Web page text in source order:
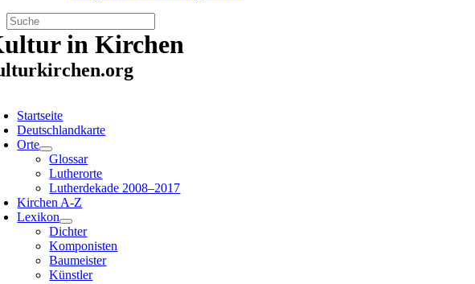
Zum
Inhalt
springen
in Kirchen
Startseite
Deutschlandkarte
Orte
Glossar
Lutherorte
Lutherdekade 2008–2017
Kirchen A-Z
Lexikon
Dichter
Komponisten
Baumeister
Künstler